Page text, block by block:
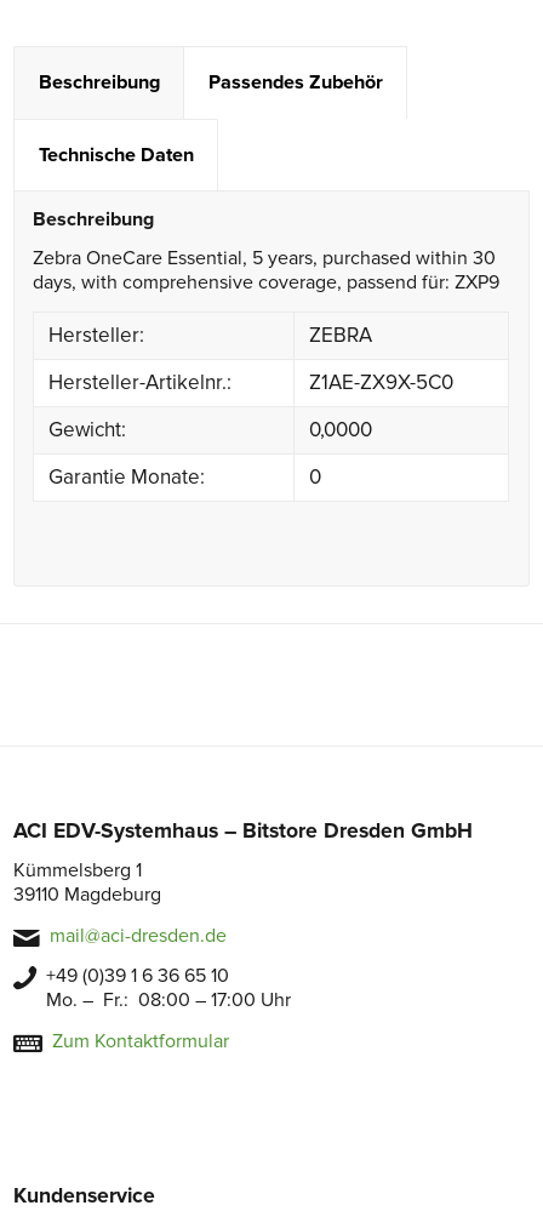
Beschreibung Passendes Zubehör
Technische Daten
Beschreibung
Zebra OneCare Essential, 5 years, purchased within 30
days, with comprehensive coverage, passend für: ZXP9
Hersteller:
ZEBRA
Hersteller-Artikelnr.:
Z1AE-ZX9X-5C0
Gewicht:
0,0000
Garantie Monate:
0
ACI EDV-Systemhaus – Bitstore Dresden GmbH
Kümmelsberg 1
39110 Magdeburg
mail@aci-dresden.de
+49 (0)39 1 6 36 65 10
Mo. – Fr.: 08:00 – 17:00 Uhr
Zum Kontaktformular
Kundenservice